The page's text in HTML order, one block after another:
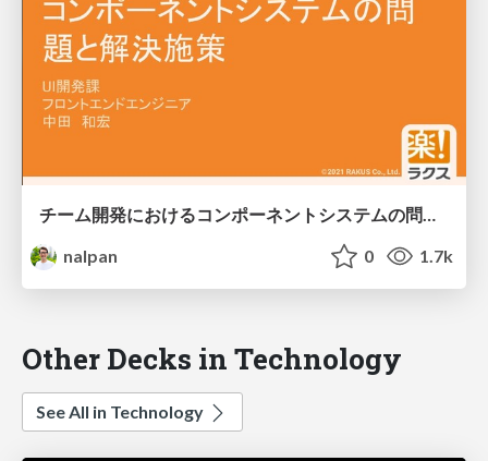
チーム開発におけるコンポーネントシステムの問題と解決施策
nalpan
0 1.7k
Other Decks in Technology
See All in Technology